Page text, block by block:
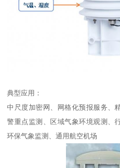
典型应用：
中尺度加密网、网格化预报服务、
警重点监测、区域气象环境观测、
环保气象监测、通用航空机场